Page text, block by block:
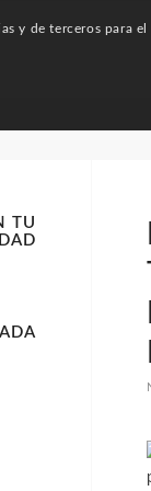
TU
y de terceros para